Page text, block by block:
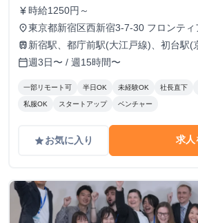
currency_yen 時給1250円～
place東京都新宿区西新宿3-7-30 フロンテ
train 新宿駅、都庁前駅(大江戸線)、初台駅(
calendar_today週3日〜 / 週15時間〜
一部リモート可 半日OK 未経験OK 社長直下
私服OK スタートアップ ベンチャー
gradeお気に入り 求人